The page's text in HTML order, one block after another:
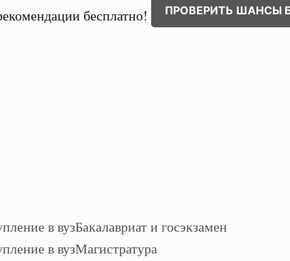
бесплатно! ПРОВЕРИТЬ ШАНСЫ
Бакалавриат и госэкзамен
Магистратура